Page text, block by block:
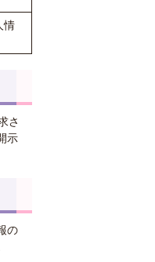
情
さ
示
の